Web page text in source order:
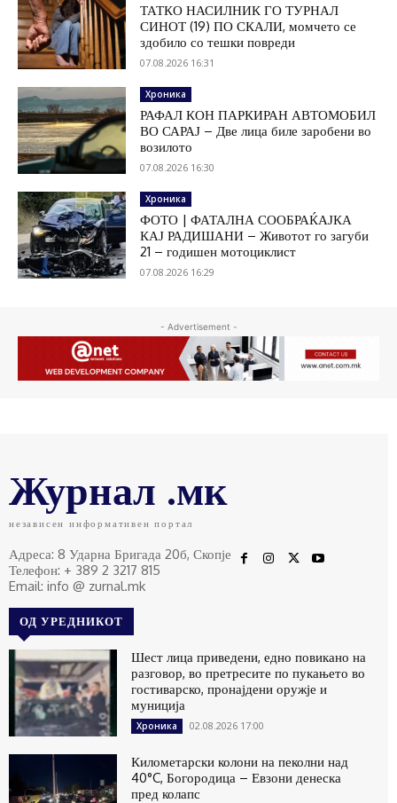
ТАТКО НАСИЛНИК ГО ТУРНАЛ
СИНОТ (19) ПО СКАЛИ, момчето се
здобило со тешки повреди
07.08.2026 16:31
Хроника
РАФАЛ КОН ПАРКИРАН АВТОМОБИЛ
ВО САРАЈ – Две лица биле заробени во
возилото
07.08.2026 16:30
Хроника
ФОТО | ФАТАЛНА СООБРАЌАЈКА
КАЈ РАДИШАНИ – Животот го загуби
21 – годишен мотоциклист
07.08.2026 16:29
- Advertisement -
Журнал .мк
независен информативен портал
Адреса: 8 Ударна Бригада 20б, Скопје
Телефон: + 389 2 3217 815
Email: info @ zurnal.mk
ОД УРЕДНИКОТ
Шест лица приведени, едно повикано на
разговор, во претресите по пукањето во
гостиварско, пронајдени оружје и
муниција
Хроника 02.08.2026 17:00
Километарски колони на пеколни над
40°C, Богородица – Евзони денеска
пред колапс